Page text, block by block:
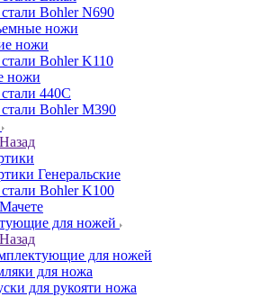
Bohler N690
ножи
ножи
Bohler K110
ножи
440С
Bohler M390
Назад
Генеральские
Bohler K100
для ножей
Назад
для ножей
для ножа
для рукояти ножа